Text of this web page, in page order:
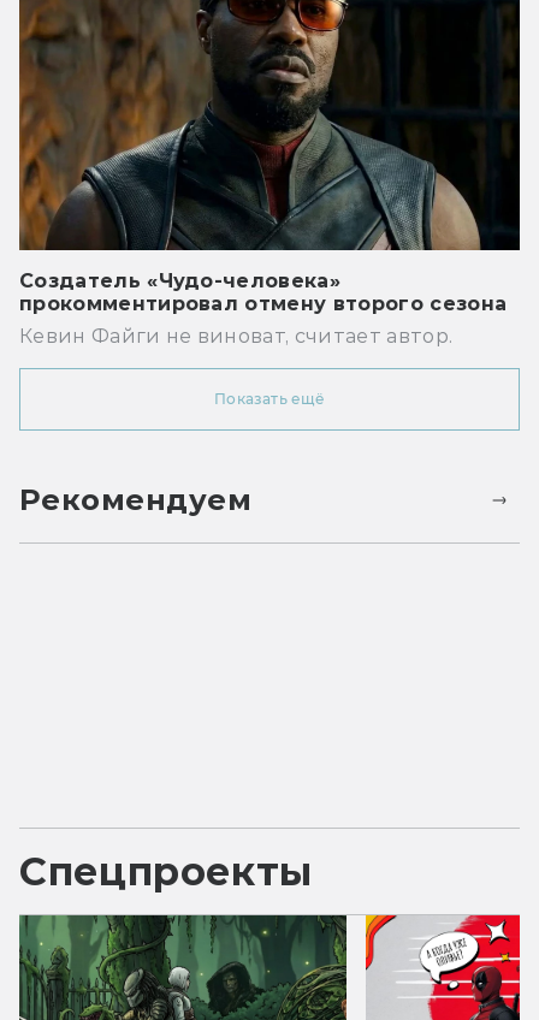
Создатель «Чудо-человека»
прокомментировал отмену второго сезона
Кевин Файги не виноват, считает автор.
Показать ещё
Рекомендуем
Спецпроекты